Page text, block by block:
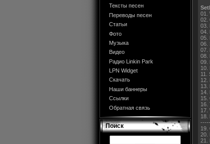
Тексты песен
Переводы песен
Статьи
Фото
Музыка
Видео
Радио Linkin Park
LPN Widget
Скачать
Наши баннеры
Ссылки
Обратная связь
Поиск
01.
02.
03.
04.
05.
06.
07.
08.
09.
10.
11.
12.
13.
14.
15.
16.
17.
18.
19.
20.
21.